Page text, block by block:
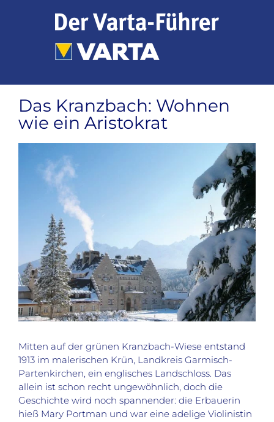
Das Kranzbach: Wohnen
wie ein Aristokrat
grösseres
Mitten auf der grünen Kranzbach-Wiese entstand
1913 im malerischen Krün, Landkreis Garmisch-
Partenkirchen, ein englisches Landschloss. Das
allein ist schon recht ungewöhnlich, doch die
Geschichte wird noch spannender: die Erbauerin
hieß Mary Portman und war eine adelige Violinistin